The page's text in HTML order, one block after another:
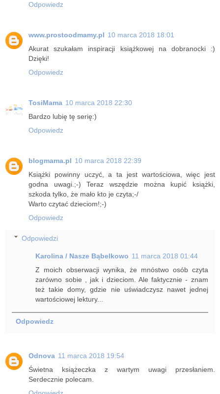
Odpowiedz
www.prostoodmamy.pl 10 marca 2018 18:01
Akurat szukałam inspiracji książkowej na dobranocki :)
Dzięki!
Odpowiedz
TosiMama 10 marca 2018 22:30
Bardzo lubię tę serię:)
Odpowiedz
blogmama.pl 10 marca 2018 22:39
Książki powinny uczyć, a ta jest wartościowa, więc jest
godna uwagi.;-) Teraz wszędzie można kupić książki,
szkoda tylko, że mało kto je czyta;-/
Warto czytać dzieciom!;-)
Odpowiedz
Odpowiedzi
Karolina / Nasze Bąbelkowo 11 marca 2018 01:44
Z moich obserwacji wynika, że mnóstwo osób czyta
zarówno sobie , jak i dzieciom. Ale faktycznie - znam
też takie domy, gdzie nie uświadczysz nawet jednej
wartościowej lektury...
Odpowiedz
Odnova 11 marca 2018 19:54
Świetna książeczka z wartym uwagi przesłaniem.
Serdecznie polecam.